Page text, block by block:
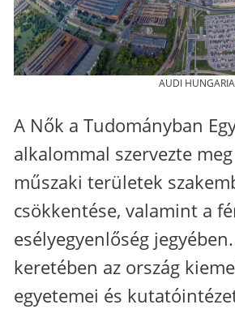
AUDI
A Nők a Tudományban
alkalommal szervezte
műszaki területek
csökkentése, valamint a
esélyegyenlőség
keretében az ország
egyetemei és